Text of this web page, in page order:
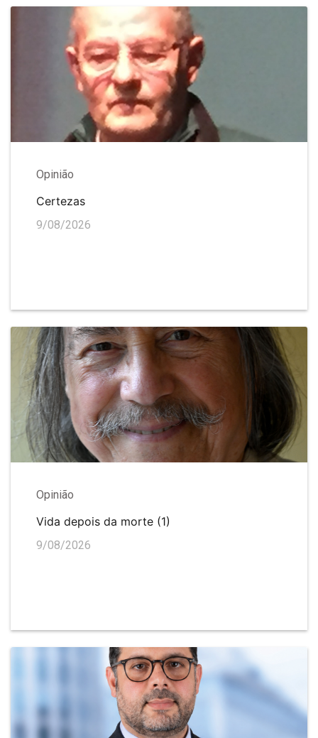
Opinião
Certezas
9/08/2026
Opinião
Vida depois da morte (1)
9/08/2026